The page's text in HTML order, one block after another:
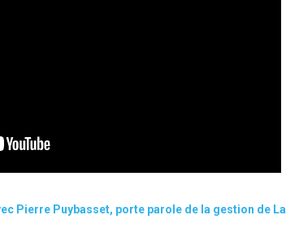
Pierre Puybasset, porte parole de la gestion de La